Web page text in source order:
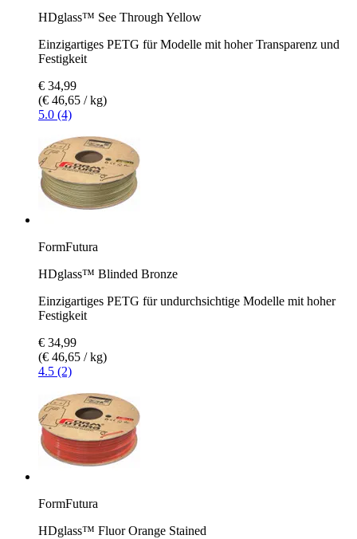
HDglass™ See Through Yellow
Einzigartiges PETG für Modelle mit hoher Transparenz und
Festigkeit
€ 34,99
(€ 46,65 / kg)
5.0 (4)
FormFutura
HDglass™ Blinded Bronze
Einzigartiges PETG für undurchsichtige Modelle mit hoher
Festigkeit
€ 34,99
(€ 46,65 / kg)
4.5 (2)
FormFutura
HDglass™ Fluor Orange Stained